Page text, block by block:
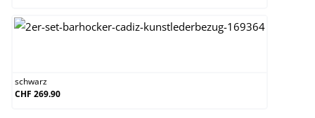
schwarz
CHF 269.90